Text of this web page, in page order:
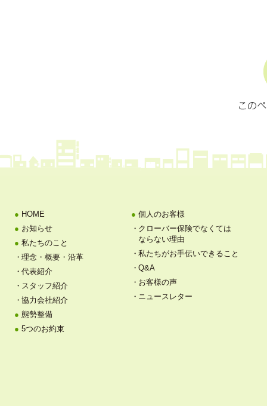
HOME
お知らせ
私たちのこと
理念・概要・沿革
代表紹介
スタッフ紹介
協力会社紹介
態勢整備
5つのお約束
個人のお客様
クローバー保険でなくては
ならない理由
私たちがお手伝いできること
Q&A
お客様の声
ニュースレター